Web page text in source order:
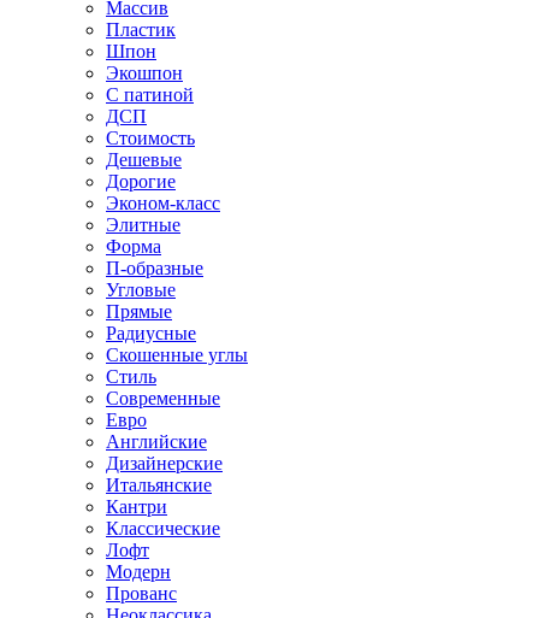
Массив
Пластик
Шпон
Экошпон
С патиной
ДСП
Стоимость
Дешевые
Дорогие
Эконом-класс
Элитные
Форма
П-образные
Угловые
Прямые
Радиусные
Скошенные углы
Стиль
Современные
Евро
Английские
Дизайнерские
Итальянские
Кантри
Классические
Лофт
Модерн
Прованс